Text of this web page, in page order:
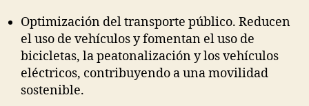
Optimización del transporte público. Reducen
el uso de vehículos y fomentan el uso de
bicicletas, la peatonalización y los vehículos
eléctricos, contribuyendo a una movilidad
sostenible.